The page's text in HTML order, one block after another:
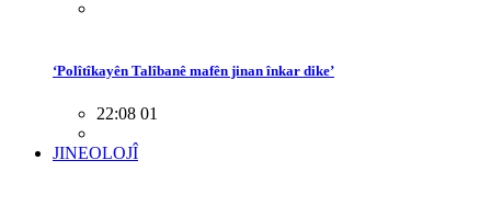
‘Polîtîkayên Talîbanê mafên jinan înkar dike’
22:08 01
JINEOLOJÎ